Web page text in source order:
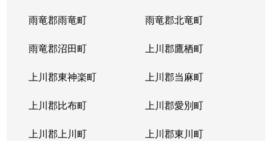
雨竜郡雨竜町 雨竜郡北竜町
雨竜郡沼田町 上川郡鷹栖町
上川郡東神楽町 上川郡当麻町
上川郡比布町 上川郡愛別町
上川郡上川町 上川郡東川町